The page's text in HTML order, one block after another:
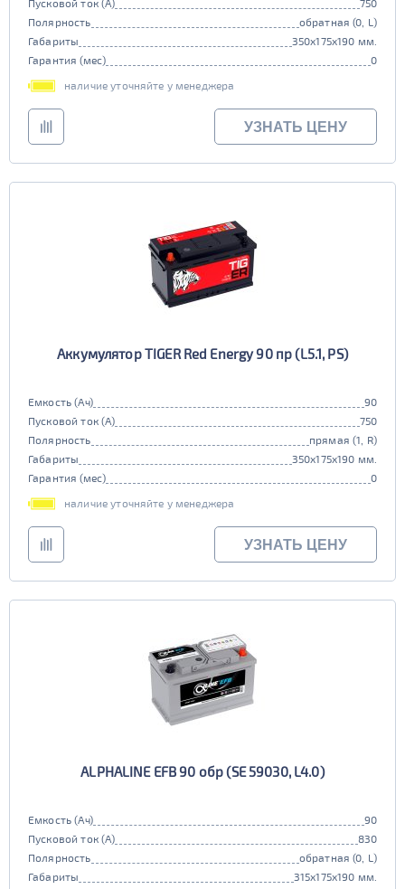
Пусковой ток (А)
750
Полярность
обратная (0, L)
Габариты
350x175x190 мм.
Гарантия (мес)
0
наличие уточняйте у менеджера
УЗНАТЬ ЦЕНУ
Аккумулятор TIGER Red Energy 90 пр (L5.1, PS)
Емкость (Ач)
90
Пусковой ток (А)
750
Полярность
прямая (1, R)
Габариты
350x175x190 мм.
Гарантия (мес)
0
наличие уточняйте у менеджера
УЗНАТЬ ЦЕНУ
ALPHALINE EFB 90 обр (SE 59030, L4.0)
Емкость (Ач)
90
Пусковой ток (А)
830
Полярность
обратная (0, L)
Габариты
315x175x190 мм.